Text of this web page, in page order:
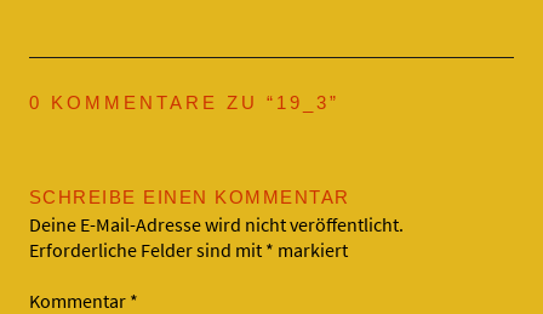
0 KOMMENTARE ZU “ 19_3”
SCHREIBE EINEN KOMMENTAR
Deine E-Mail-Adresse wird nicht veröffentlicht.
Erforderliche Felder sind mit * markiert
Kommentar *